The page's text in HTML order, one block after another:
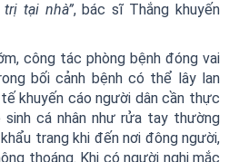
tại nhà”, bác sĩ Thắng khuyến
công tác phòng bệnh đóng vai
bối cảnh bệnh có thể lây lan
khuyến cáo người dân cần thực
cá nhân như rửa tay thường
trang khi đến nơi đông người,
thoáng. Khi có người nghi mắc